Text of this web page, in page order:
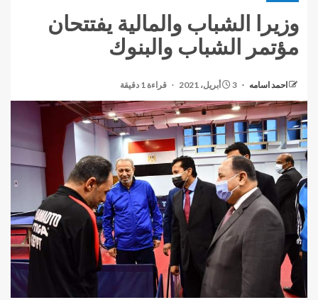
وزيرا الشباب والمالية يفتتحان
مؤتمر الشباب والبنوك
احمد اسامه 3 أبريل، 2021 قراءة 1 دقيقة